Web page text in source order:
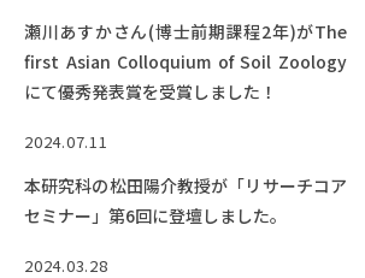
Facebook
X YouTube
瀬川あすかさん(博士前期課程2年)がThe
first Asian Colloquium of Soil Zoology
にて優秀発表賞を受賞しました！
2024.07.11
本研究科の松田陽介教授が「リサーチコア
セミナー」第6回に登壇しました。
2024.03.28